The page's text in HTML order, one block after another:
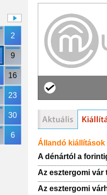
2
9
16
23
30
6
Állandó kiállítások
A dénártól a
Az esztergomi vár
Az esztergomi